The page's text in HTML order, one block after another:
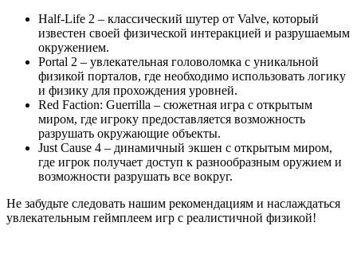
Half-Life 2 – классический шутер от Valve, который
известен своей физической интеракцией и разрушаемым
окружением.
Portal 2 – увлекательная головоломка с уникальной
физикой порталов, где необходимо использовать логику
и физику для прохождения уровней.
Red Faction: Guerrilla – сюжетная игра с открытым
миром, где игроку предоставляется возможность
разрушать окружающие объекты.
Just Cause 4 – динамичный экшен с открытым миром,
где игрок получает доступ к разнообразным оружием и
возможности разрушать все вокруг.
Не забудьте следовать нашим рекомендациям и наслаждаться
увлекательным геймплеем игр с реалистичной физикой!